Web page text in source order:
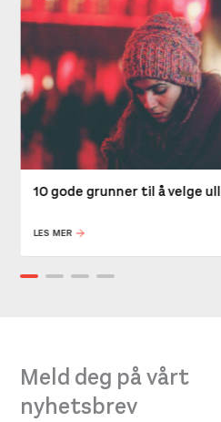
10 gode grunner til å velge ull
LES MER
Meld deg på vårt
nyhetsbrev